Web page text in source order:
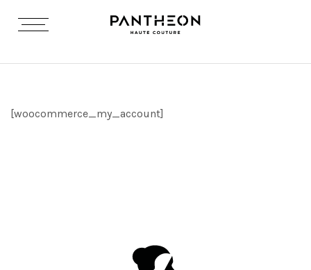
[woocommerce_my_account]